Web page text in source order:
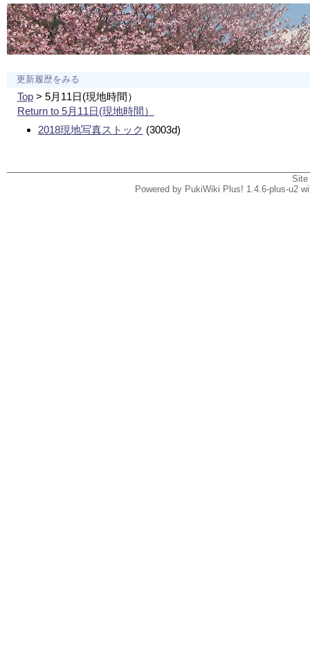
更新履歴をみる
Top> 5月11日(現地時間）
Return to 5月11日(現地時間）
2018現地写真ストック (3003d)
Powered by PukiWiki Plus! 1.4.6-plus-u2